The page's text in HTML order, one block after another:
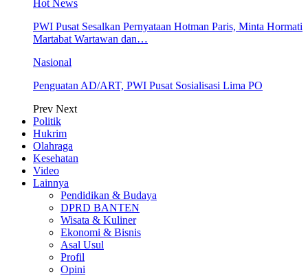
Hot News
PWI Pusat Sesalkan Pernyataan Hotman Paris, Minta Hormati
Martabat Wartawan dan…
Nasional
Penguatan AD/ART, PWI Pusat Sosialisasi Lima PO
Prev Next
Politik
Hukrim
Olahraga
Kesehatan
Video
Lainnya
Pendidikan & Budaya
DPRD BANTEN
Wisata & Kuliner
Ekonomi & Bisnis
Asal Usul
Profil
Opini